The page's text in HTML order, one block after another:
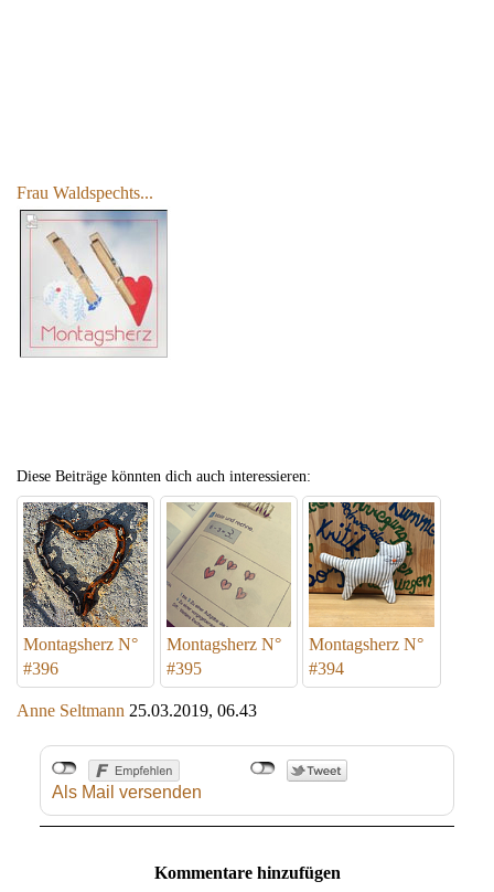
Frau Waldspechts...
Diese Beiträge könnten dich auch interessieren:
Montagsherz N°
#396
Montagsherz N°
#395
Montagsherz N°
#394
Anne Seltmann 25.03.2019, 06.43
Als Mail versenden
Kommentare hinzufügen